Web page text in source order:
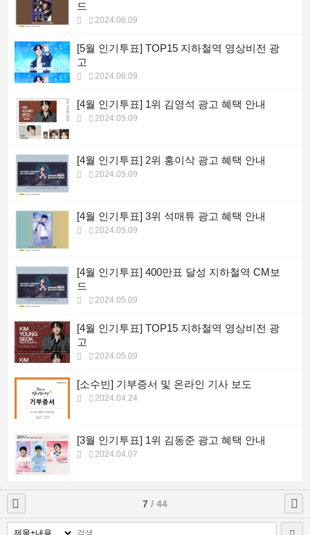
드
2024.06.09
[5월 인기투표] TOP15 지하철역 영상비전 광
고
2024.06.09
[4월 인기투표] 1위 김영석 광고 혜택 안내
2024.05.09
[4월 인기투표] 2위 홍이삭 광고 혜택 안내
2024.05.09
[4월 인기투표] 3위 석매튜 광고 혜택 안내
2024.05.09
[4월 인기투표] 400만표 달성 지하철역 CM보
드
2024.05.09
[4월 인기투표] TOP15 지하철역 영상비전 광
고
2024.05.09
[소수빈] 기부증서 및 온라인 기사 보도
2024.04.24
[3월 인기투표] 1위 김동준 광고 혜택 안내
2024.04.07
7 / 44